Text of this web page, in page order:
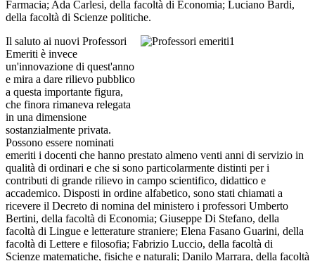
Farmacia; Ada Carlesi, della facoltà di Economia; Luciano Bardi,
della facoltà di Scienze politiche.
Il saluto ai nuovi Professori
Emeriti è invece
un'innovazione di quest'anno
e mira a dare rilievo pubblico
a questa importante figura,
che finora rimaneva relegata
in una dimensione
sostanzialmente privata.
Possono essere nominati
emeriti i docenti che hanno prestato almeno venti anni di servizio in
qualità di ordinari e che si sono particolarmente distinti per i
contributi di grande rilievo in campo scientifico, didattico e
accademico. Disposti in ordine alfabetico, sono stati chiamati a
ricevere il Decreto di nomina del ministero i professori Umberto
Bertini, della facoltà di Economia; Giuseppe Di Stefano, della
facoltà di Lingue e letterature straniere; Elena Fasano Guarini, della
facoltà di Lettere e filosofia; Fabrizio Luccio, della facoltà di
Scienze matematiche, fisiche e naturali; Danilo Marrara, della facoltà